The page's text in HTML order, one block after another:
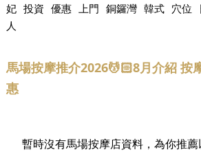
妃 投資 優惠 上門 銅鑼灣 韓式 穴位
人
馬場按摩推介2026💆🏻8月介紹 按
惠
暫時沒有馬場按摩店資料，為你推薦